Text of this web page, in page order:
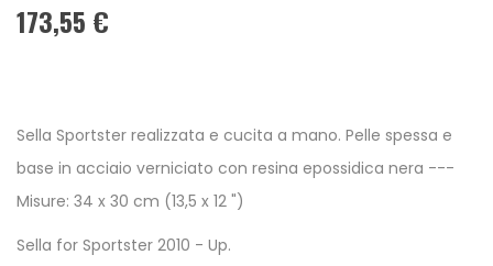
173,55 €
Sella Sportster realizzata e cucita a mano. Pelle spessa e
base in acciaio verniciato con resina epossidica nera ---
Misure: 34 x 30 cm (13,5 x 12 ")
Sella for Sportster 2010 - Up.